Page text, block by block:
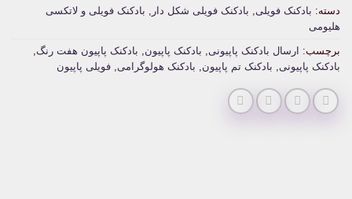
دسته: بادکنک فویلی بادکنک فویلی شکل دار
بادکنک فویلی و لاتکسی
هلیومی
برچسب: ارسال بادکنک پاپیونی بادکنک پاپیون بادکنک پاپیون هفت رنگ
بادکنک پاپیونی
بادکنک تم پاپیون بادکنک هولوگرامی فویلی پاپیون